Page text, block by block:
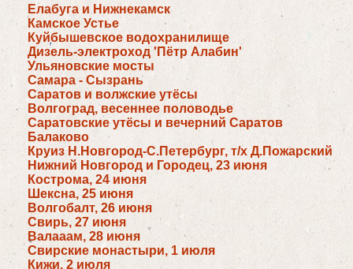
Елабуга и Нижнекамск
Камское Устье
Куйбышевское водохранилище
Дизель-электроход 'Пётр Алабин'
Ульяновские мосты
Самара - Сызрань
Саратов и волжские утёсы
Волгоград, весеннее половодье
Саратовские утёсы и вечерний Саратов
Балаково
Круиз Н.Новгород-С.Петербург, т/х Д.Пожарский
Нижний Новгород и Городец, 23 июня
Кострома, 24 июня
Шексна, 25 июня
Волгобалт, 26 июня
Свирь, 27 июня
Валааам, 28 июня
Свирские монастыри, 1 июля
Кижи, 2 июля